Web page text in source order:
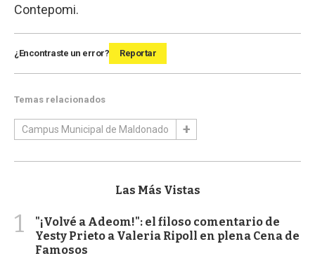
Contepomi.
¿Encontraste un error? Reportar
Temas relacionados
Campus Municipal de Maldonado
Las Más Vistas
1
"¡Volvé a Adeom!": el filoso comentario de
Yesty Prieto a Valeria Ripoll en plena Cena de
Famosos